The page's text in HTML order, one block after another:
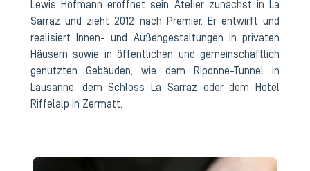
Lewis Hofmann eröffnet sein Atelier zunächst in La
Sarraz und zieht 2012 nach Premier. Er entwirft und
realisiert Innen- und Außengestaltungen in privaten
Häusern sowie in öffentlichen und gemeinschaftlich
genutzten Gebäuden, wie dem Riponne-Tunnel in
Lausanne, dem Schloss La Sarraz oder dem Hotel
Riffelalp in Zermatt.